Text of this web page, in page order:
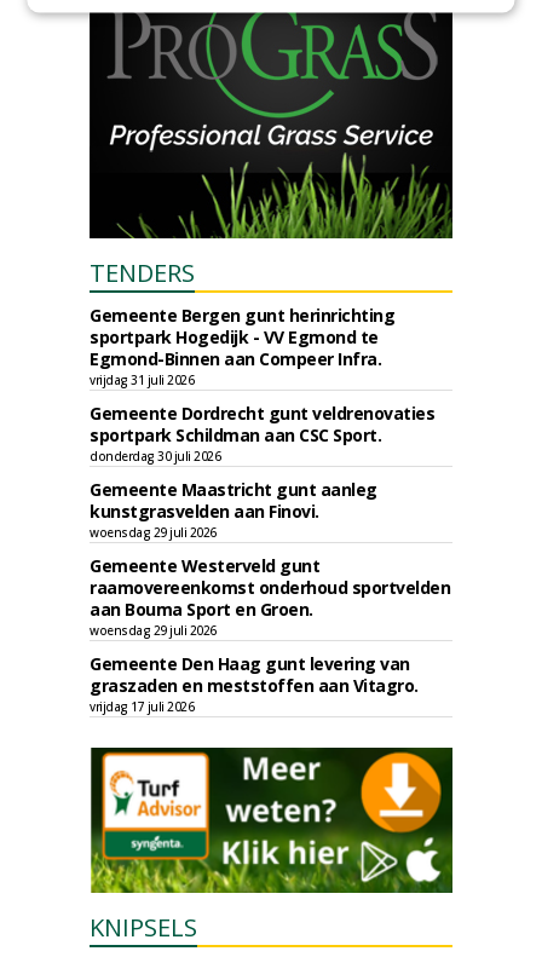
TENDERS
Gemeente Bergen gunt herinrichting
sportpark Hogedijk - VV Egmond te
Egmond-Binnen aan Compeer Infra.
vrijdag 31 juli 2026
Gemeente Dordrecht gunt veldrenovaties
sportpark Schildman aan CSC Sport.
donderdag 30 juli 2026
Gemeente Maastricht gunt aanleg
kunstgrasvelden aan Finovi.
woensdag 29 juli 2026
Gemeente Westerveld gunt
raamovereenkomst onderhoud sportvelden
aan Bouma Sport en Groen.
woensdag 29 juli 2026
Gemeente Den Haag gunt levering van
graszaden en meststoffen aan Vitagro.
vrijdag 17 juli 2026
KNIPSELS